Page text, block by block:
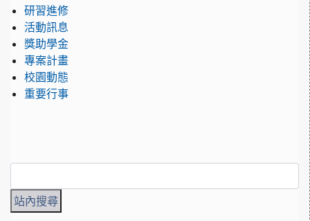
研習進修
活動訊息
獎助學金
專案計畫
校園動態
重要行事